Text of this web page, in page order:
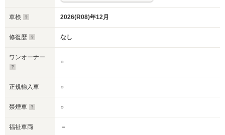
車検 2026(R08)年12月
修復歴 なし
ワンオーナー
○
正規輸入車 ○
禁煙車 ○
福祉車両 －